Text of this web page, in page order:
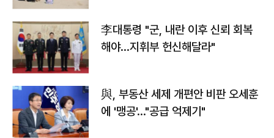
李대통령 "군, 내란 이후 신뢰 회복
해야…지휘부 헌신해달라"
與, 부동산 세제 개편안 비판 오세훈
에 '맹공'…"공급 억제기"